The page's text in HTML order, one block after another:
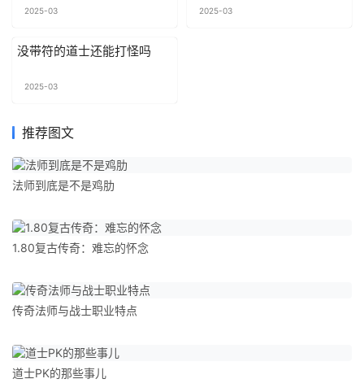
2025-03 2025-03
没带符的道士还能打怪吗
2025-03
推荐图文
法师到底是不是鸡肋
1.80复古传奇：难忘的怀念
传奇法师与战士职业特点
道士PK的那些事儿